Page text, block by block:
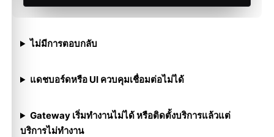
ไม่มีการตอบกลับ
แดชบอร์ดหรือ UI ควบคุมเชื่อมต่อไม่ได้
Gateway เริ่มทำงานไม่ได้ หรือติดตั้งบริการแล้วแต่
บริการไม่ทำงาน